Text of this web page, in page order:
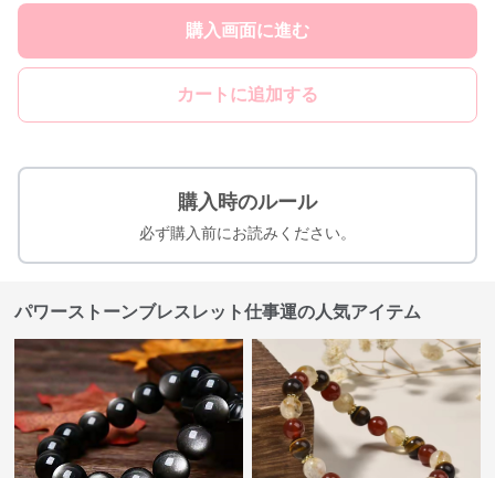
購入画面に進む
カートに追加する
購入時のルール
必ず購入前にお読みください。
パワーストーンブレスレット仕事運の人気アイテム